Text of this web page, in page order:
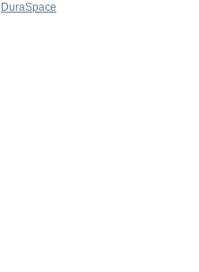
DuraSpace